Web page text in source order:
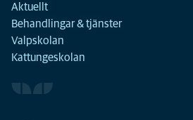
Aktuellt
Behandlingar & tjänster
Valpskolan
Kattungeskolan